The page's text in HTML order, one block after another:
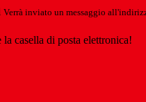
Verrà inviato un messaggio
casella di posta elettronica!